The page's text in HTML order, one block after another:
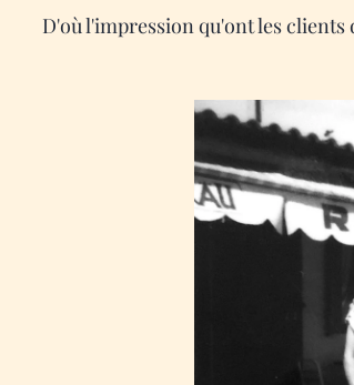
D'où l'impression qu'ont les clients